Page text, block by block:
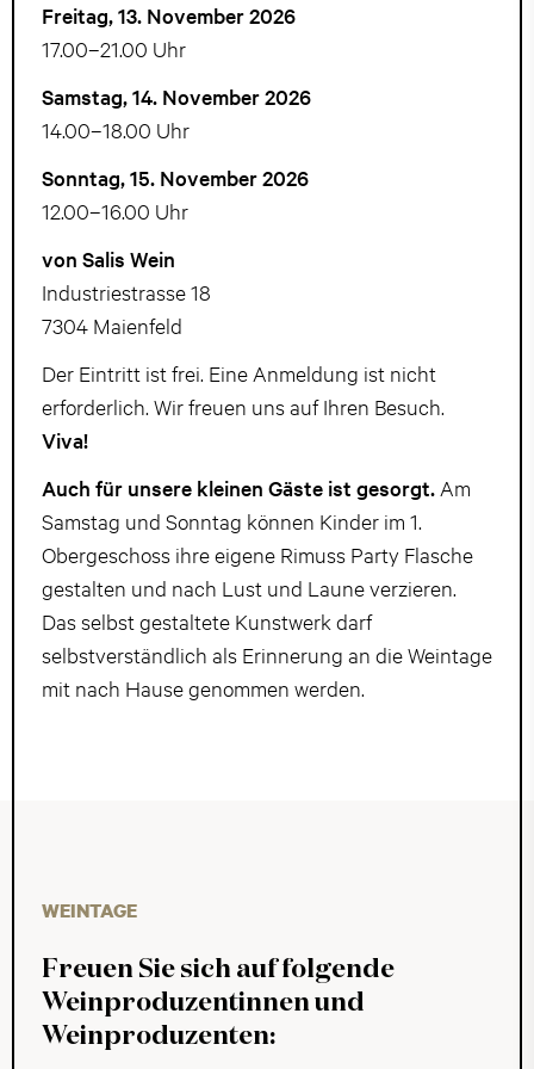
Freitag, 13. November 2026
17.00–21.00 Uhr
Samstag, 14. November 2026
14.00–18.00 Uhr
Sonntag, 15. November 2026
12.00–16.00 Uhr
von Salis Wein
Industriestrasse 18
7304 Maienfeld
Der Eintritt ist frei. Eine Anmeldung ist nicht
erforderlich. Wir freuen uns auf Ihren Besuch.
Viva!
Auch für unsere kleinen Gäste ist gesorgt. Am
Samstag und Sonntag können Kinder im 1.
Obergeschoss ihre eigene Rimuss Party Flasche
gestalten und nach Lust und Laune verzieren.
Das selbst gestaltete Kunstwerk darf
selbstverständlich als Erinnerung an die Weintage
mit nach Hause genommen werden.
WEINTAGE
Freuen Sie sich auf folgende
Weinproduzentinnen und
Weinproduzenten: